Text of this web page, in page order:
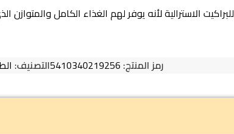
للبراكيت الاسترالية لأنه يوفر لهم الغذاء الكامل
رمز المنتج: 5410340219256التصنيف: